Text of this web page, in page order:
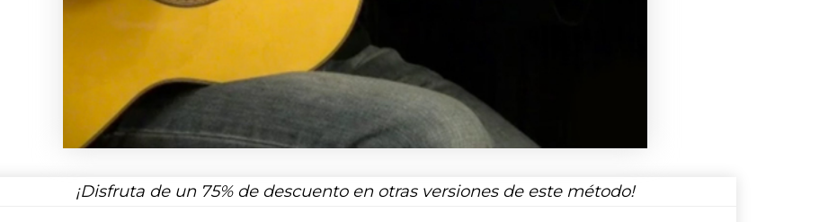
¡Disfruta de un 75%de descuento en otras versiones de este método!